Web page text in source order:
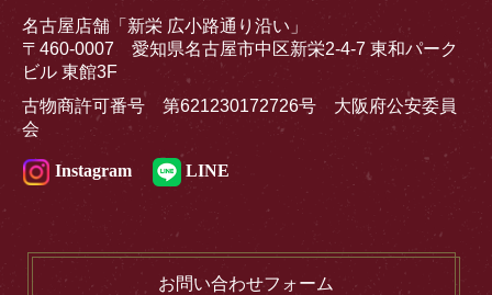
名古屋店舗「新栄 広小路通り沿い」
〒460-0007 愛知県名古屋市中区新栄2-4-7 東和パーク
ビル 東館3F
古物商許可番号 第621230172726号 大阪府公安委員
会
Instagram LINE
お問い合わせフォーム